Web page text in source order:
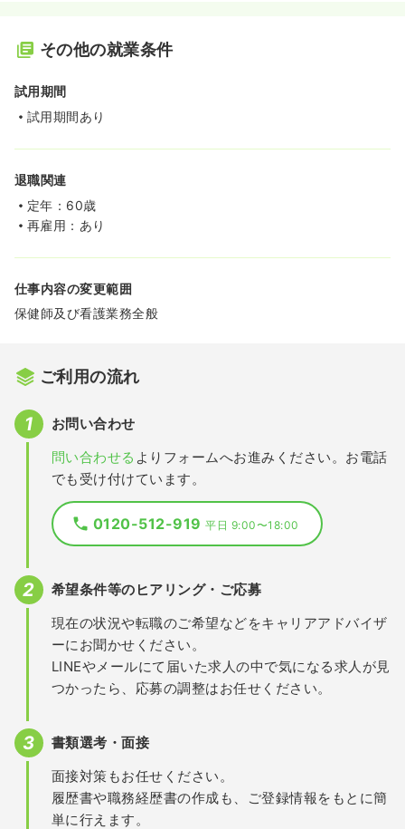
その他の就業条件
試用期間
試用期間あり
退職関連
定年：60歳
再雇用：あり
仕事内容の変更範囲
保健師及び看護業務全般
ご利用の流れ
お問い合わせ
問い合わせる よりフォームへお進みください。お電話
でも受け付けています。
0120-512-919平日 9:00〜18:00
希望条件等のヒアリング・ご応募
現在の状況や転職のご希望などをキャリアアドバイザ
ーにお聞かせください。
LINEやメールにて届いた求人の中で気になる求人が見
つかったら、応募の調整はお任せください。
書類選考・面接
面接対策もお任せください。
履歴書や職務経歴書の作成も、ご登録情報をもとに簡
単に行えます。